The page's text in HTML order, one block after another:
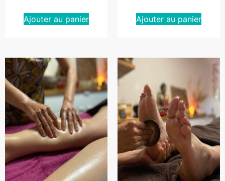
Ajouter au panier Ajouter au panier